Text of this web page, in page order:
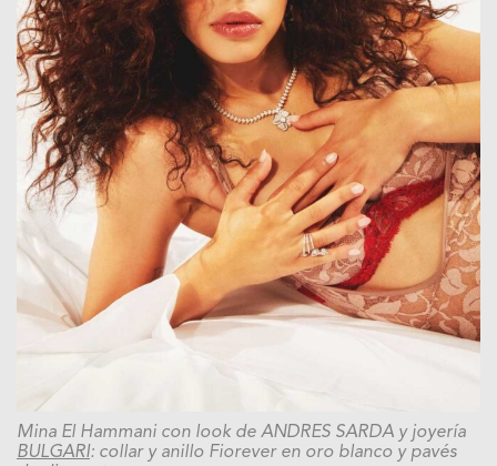
Mina El Hammani con look de ANDRES SARDA y joyería
BULGARI: collar y anillo Fiorever en oro blanco y pavés